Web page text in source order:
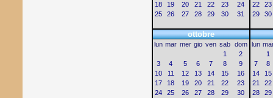
18
19 20 21 22 23
24
25
26 27 28 29 30 31
22
23
29
30
ottobre
lun mar mer gio ven sab dom
1
2
3
4 5 6 7 8
9
10
11 12 13 14 15
16
17
18 19 20 21 22
23
24
25 26 27 28 29
30
lun
1
7
8
14
15
21
22
28
29